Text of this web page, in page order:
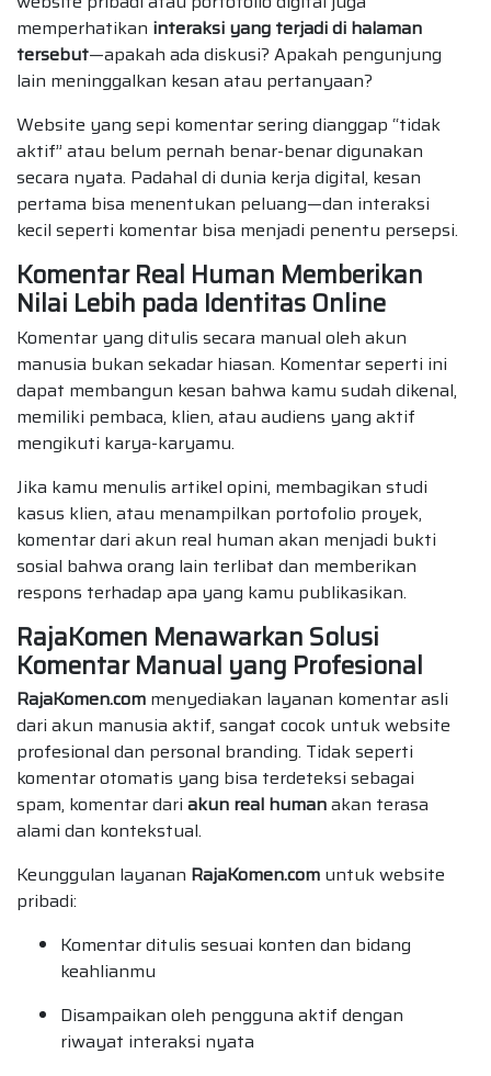
memperhatikan interaksi yang terjadi di halaman
tersebut—apakah ada diskusi? Apakah pengunjung
lain meninggalkan kesan atau pertanyaan?
Website yang sepi komentar sering dianggap “tidak
aktif” atau belum pernah benar-benar digunakan
secara nyata. Padahal di dunia kerja digital, kesan
pertama bisa menentukan peluang—dan interaksi
kecil seperti komentar bisa menjadi penentu persepsi.
Komentar Real Human Memberikan
Nilai Lebih pada Identitas Online
Komentar yang ditulis secara manual oleh akun
manusia bukan sekadar hiasan. Komentar seperti ini
dapat membangun kesan bahwa kamu sudah dikenal,
memiliki pembaca, klien, atau audiens yang aktif
mengikuti karya-karyamu.
Jika kamu menulis artikel opini, membagikan studi
kasus klien, atau menampilkan portofolio proyek,
komentar dari akun real human akan menjadi bukti
sosial bahwa orang lain terlibat dan memberikan
respons terhadap apa yang kamu publikasikan.
RajaKomen Menawarkan Solusi
Komentar Manual yang Profesional
RajaKomen.com menyediakan layanan komentar asli
dari akun manusia aktif, sangat cocok untuk website
profesional dan personal branding. Tidak seperti
komentar otomatis yang bisa terdeteksi sebagai
spam, komentar dari akun real humanakan terasa
alami dan kontekstual.
Keunggulan layanan RajaKomen.com untuk website
pribadi:
Komentar ditulis sesuai konten dan bidang
keahlianmu
Disampaikan oleh pengguna aktif dengan
riwayat interaksi nyata